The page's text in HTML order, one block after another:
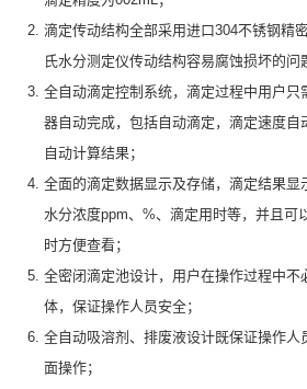
滴定传动结构全部采用进口304不锈钢精
氏水分测定仪传动结构容易腐蚀损坏的问
全自动滴定控制系统，滴定过程中用户只
器自动完成，包括自动滴定，滴定速度自
自动计算结果；
全面的滴定数据显示及存储，滴定结果显
水分浓度ppm、%、滴定用时等，并且可
时方便查看；
全密闭滴定池设计，用户在操作过程中不
体，保证操作人员安全；
全自动吸溶剂、排废液设计既保证操作人
面操作；